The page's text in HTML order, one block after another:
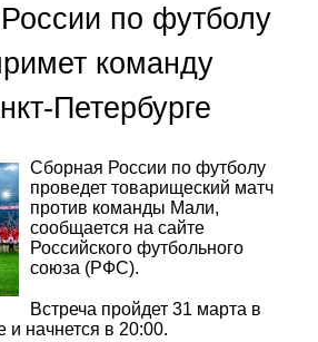
по футболу
команду
Петербурге
Сборная России по футболу
проведет товарищеский матч
против команды Мали,
сообщается на сайте
Российского футбольного
союза (РФС).
Встреча пройдет 31 марта в
и начнется в 20:00.